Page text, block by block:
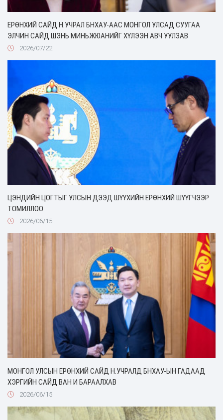
ЕРӨНХИЙ САЙД Н.УЧРАЛ БНХАУ-ААС МОНГОЛ УЛСАД СУУГАА
ЭЛЧИН САЙД ШЭНЬ МИНЬЖЮАНИЙГ ХҮЛЭЭН АВЧ УУЛЗАВ
2026/07/22
ЦЭНДИЙН ЦОГТЫГ УЛСЫН ДЭЭД ШҮҮХИЙН ЕРӨНХИЙ ШҮҮГЧЭЭР
ТОМИЛЛОО
2026/06/15
МОНГОЛ УЛСЫН ЕРӨНХИЙ САЙД Н.УЧРАЛД БНХАУ-ЫН ГАДААД
ХЭРГИЙН САЙД ВАН И БАРААЛХАВ
2026/06/15